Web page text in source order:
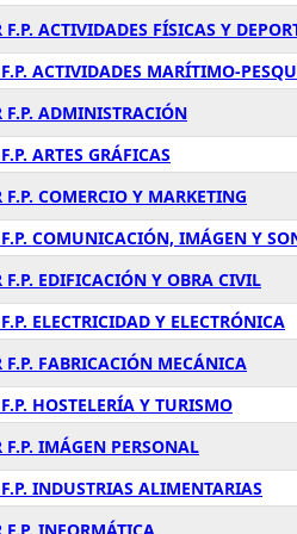
F.P. ACTIVIDADES FÍSICAS Y
ACTIVIDADES MARÍTIMO-
F.P. ADMINISTRACIÓN
ARTES GRÁFICAS
F.P. COMERCIO Y MARKETING
F.P. COMUNICACIÓN, IMÁGEN Y
F.P. EDIFICACIÓN Y OBRA CIVIL
ELECTRICIDAD Y ELECTRÓNICA
F.P. FABRICACIÓN MECÁNICA
HOSTELERÍA Y TURISMO
F.P. IMÁGEN PERSONAL
INDUSTRIAS ALIMENTARIAS